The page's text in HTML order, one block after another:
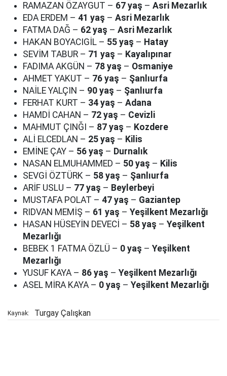
RAMAZAN ÖZAYGUT – 67 yaş – Asri Mezarlık
EDA ERDEM – 41 yaş – Asri Mezarlık
FATMA DAĞ – 62 yaş – Asri Mezarlık
HAKAN BOYACIGİL – 55 yaş – Hatay
SEVİM TABUR – 71 yaş – Kayalıpınar
FADIMA AKGÜN – 78 yaş – Osmaniye
AHMET YAKUT – 76 yaş – Şanlıurfa
NAİLE YALÇIN – 90 yaş – Şanlıurfa
FERHAT KURT – 34 yaş – Adana
HAMDİ CAHAN – 72 yaş – Cevizli
MAHMUT ÇINĞI – 87 yaş – Kozdere
ALİ ELCEDLAN – 25 yaş – Kilis
EMİNE ÇAY – 56 yaş – Durnalık
NASAN ELMUHAMMED – 50 yaş – Kilis
SEVGİ ÖZTÜRK – 58 yaş – Şanlıurfa
ARİF USLU – 77 yaş – Beylerbeyi
MUSTAFA POLAT – 47 yaş – Gaziantep
RIDVAN MEMİŞ – 61 yaş – Yeşilkent Mezarlığı
HASAN HÜSEYİN DEVECİ – 58 yaş – Yeşilkent
Mezarlığı
BEBEK 1 FATMA ÖZLÜ – 0 yaş – Yeşilkent
Mezarlığı
YUSUF KAYA – 86 yaş – Yeşilkent Mezarlığı
ASEL MİRA KAYA – 0 yaş – Yeşilkent Mezarlığı
Kaynak: Turgay Çalışkan